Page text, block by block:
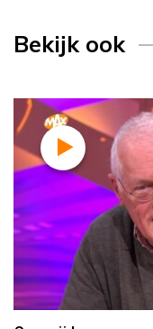
Bekijk ook